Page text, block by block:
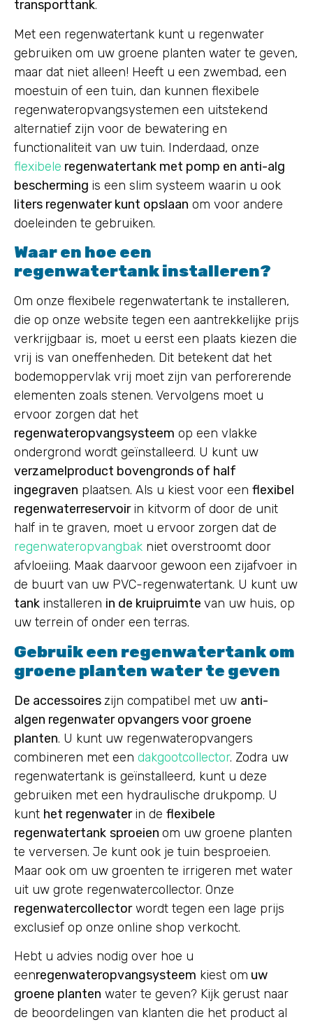
transporttank.
Met een regenwatertank kunt u regenwater
gebruiken om uw groene planten water te geven,
maar dat niet alleen! Heeft u een zwembad, een
moestuin of een tuin, dan kunnen flexibele
regenwateropvangsystemen een uitstekend
alternatief zijn voor de bewatering en
functionaliteit van uw tuin. Inderdaad, onze
flexibele regenwatertank met pomp en anti-alg
bescherming is een slim systeem waarin u ook
liters regenwater kunt opslaan om voor andere
doeleinden te gebruiken.
Waar en hoe een
regenwatertank installeren?
Om onze flexibele regenwatertank te installeren,
die op onze website tegen een aantrekkelijke prijs
verkrijgbaar is, moet u eerst een plaats kiezen die
vrij is van oneffenheden. Dit betekent dat het
bodemoppervlak vrij moet zijn van perforerende
elementen zoals stenen. Vervolgens moet u
ervoor zorgen dat het
regenwateropvangsysteem op een vlakke
ondergrond wordt geïnstalleerd. U kunt uw
verzamelproduct bovengronds of half
ingegraven plaatsen. Als u kiest voor een flexibel
regenwaterreservoirin kitvorm of door de unit
half in te graven, moet u ervoor zorgen dat de
regenwateropvangbak niet overstroomt door
afvloeiing. Maak daarvoor gewoon een zijafvoer in
de buurt van uw PVC-regenwatertank. U kunt uw
tank installeren in de kruipruimte van uw huis, op
uw terrein of onder een terras.
Gebruik een regenwatertank om
groene planten water te geven
De accessoireszijn compatibel met uw anti-
algen regenwater opvangers voor groene
planten. U kunt uw regenwateropvangers
combineren met een dakgootcollector. Zodra uw
regenwatertank is geïnstalleerd, kunt u deze
gebruiken met een hydraulische drukpomp. U
kunt het regenwaterin de flexibele
regenwatertank sproeien om uw groene planten
te verversen. Je kunt ook je tuin besproeien.
Maar ook om uw groenten te irrigeren met water
uit uw grote regenwatercollector. Onze
regenwatercollectorwordt tegen een lage prijs
exclusief op onze online shop verkocht.
Hebt u advies nodig over hoe u
eenregenwateropvangsysteem kiest om uw
groene planten water te geven? Kijk gerust naar
de beoordelingen van klanten die het product al